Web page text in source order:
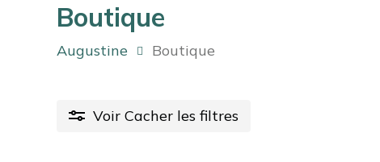
Boutique
Augustine Boutique
Voir Cacher les filtres